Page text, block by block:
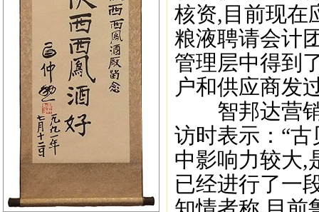
核资,目前现在
粮液聘请会计
管理层中得到
户和供应商发
智邦达营销
访时表示：“
中影响力较大,
已经进行了一